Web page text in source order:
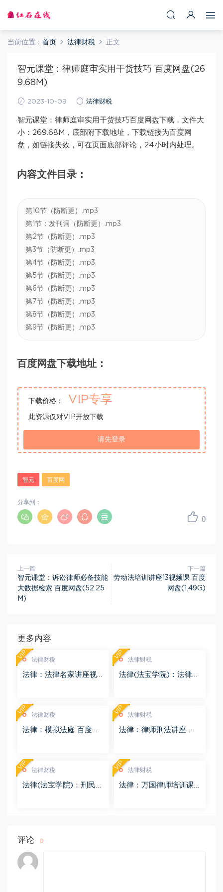
当前位置： 首页 法律财税 正文
智元课堂：律师庭审实用干货技巧 百度网盘(26
9.68M)
2023-10-09 法律财税
智元课堂：律师庭审实用干货技巧百度网盘下载，文件大
小：269.68M，底部附下载地址，下载链接为百度网
盘，如链接失效，可在页面底部评论，24小时内处理。
内容文件目录：
第10节（防断更）.mp3
第1节：发刊词（防断更）.mp3
第2节（防断更）.mp3
第3节（防断更）.mp3
第4节（防断更）.mp3
第5节（防断更）.mp3
第6节（防断更）.mp3
第7节（防断更）.mp3
第8节（防断更）.mp3
第9节（防断更）.mp3
百度网盘下载地址：
下载价格： VIP专享
此资源仅对VIP开放下载
请先登录
智元 百度网
0
分享到：
上一篇
智元课堂：诉讼律师必备技能
大数据检索 百度网盘(52.25
M)
下一篇
劳动法培训讲座13视频课 百度
网盘(1.49G)
更多内容
法律财税
法律：法律名家讲座视
VIP 法律财税
法律(法宝学院)：法律信
VIP
法律财税
法律：模拟法庭 百度网
VIP 法律财税
法律：律师刑法讲座 百
VIP
法律财税
法律(法宝学院)：刑民交
VIP 法律财税
法律：万国律师培训课
VIP
评论 0